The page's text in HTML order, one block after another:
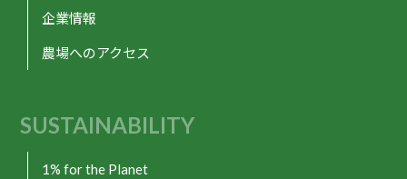
企業情報
農場へのアクセス
SUSTAINABILITY
1% for the Planet